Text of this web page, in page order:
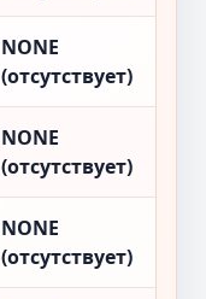
NONE
(отсутствует)
NONE
(отсутствует)
NONE
(отсутствует)